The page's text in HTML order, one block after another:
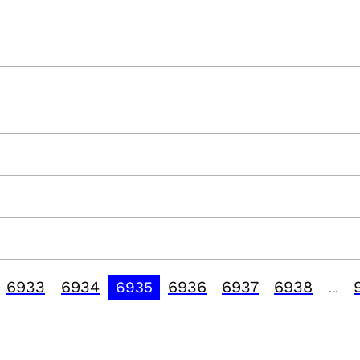
6933 6934 6935 6936 6937 6938